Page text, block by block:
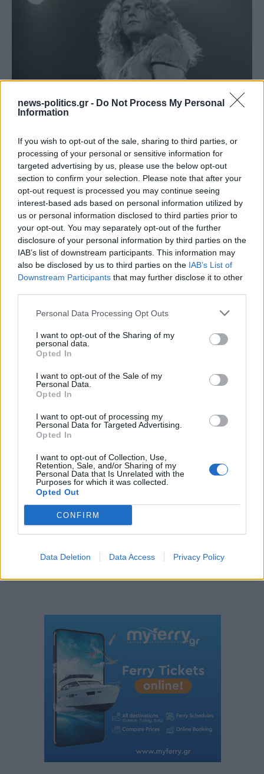
news-politics.gr - Do Not Process My Personal
Information
If you wish to opt-out of the sale, sharing to third parties, or
processing of your personal or sensitive information for
targeted advertising by us, please use the below opt-out
section to confirm your selection. Please note that after your
opt-out request is processed you may continue seeing
interest-based ads based on personal information utilized by
us or personal information disclosed to third parties prior to
your opt-out. You may separately opt-out of the further
disclosure of your personal information by third parties on the
IAB’s list of downstream participants. This information may
also be disclosed by us to third parties on the IAB’s List of
Downstream Participants that may further disclose it to other
Personal Data Processing Opt Outs
I want to opt-out of the Sharing of my
personal data.
Opted In
I want to opt-out of the Sale of my
Personal Data.
Opted In
I want to opt-out of processing my
Personal Data for Targeted Advertising.
Opted In
I want to opt-out of Collection, Use,
Retention, Sale, and/or Sharing of my
Personal Data that Is Unrelated with the
Purposes for which it was collected.
Opted Out
CONFIRM
Data Deletion Data Access Privacy Policy
στη Ρόδο όπου παραλίγο να χάσει τη γυναίκα του
(video)
– Συγκέντρωνε χρήματα από συμπονετικούς τουρίστες
Στενά του Ορμούζ: Ιράν και Ομάν συμφώνησαν στη
διαδρομή των πλοίων, εκκρεμούν κρίσιμες
λεπτομέρειες